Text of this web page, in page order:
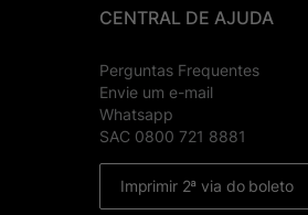
CENTRAL DE AJUDA
Perguntas Frequentes
Envie um e-mail
Whatsapp
SAC 0800 721 8881
Imprimir 2ª via do boleto